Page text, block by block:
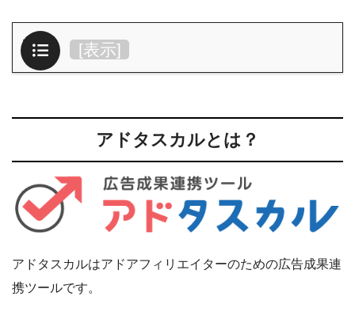
目次 [表示]
アドタスカルとは？
アドタスカルはアドアフィリエイターのための広告成果連
携ツールです。